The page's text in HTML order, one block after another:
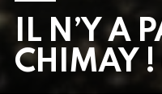
IL N’Y A
CHIMAY !